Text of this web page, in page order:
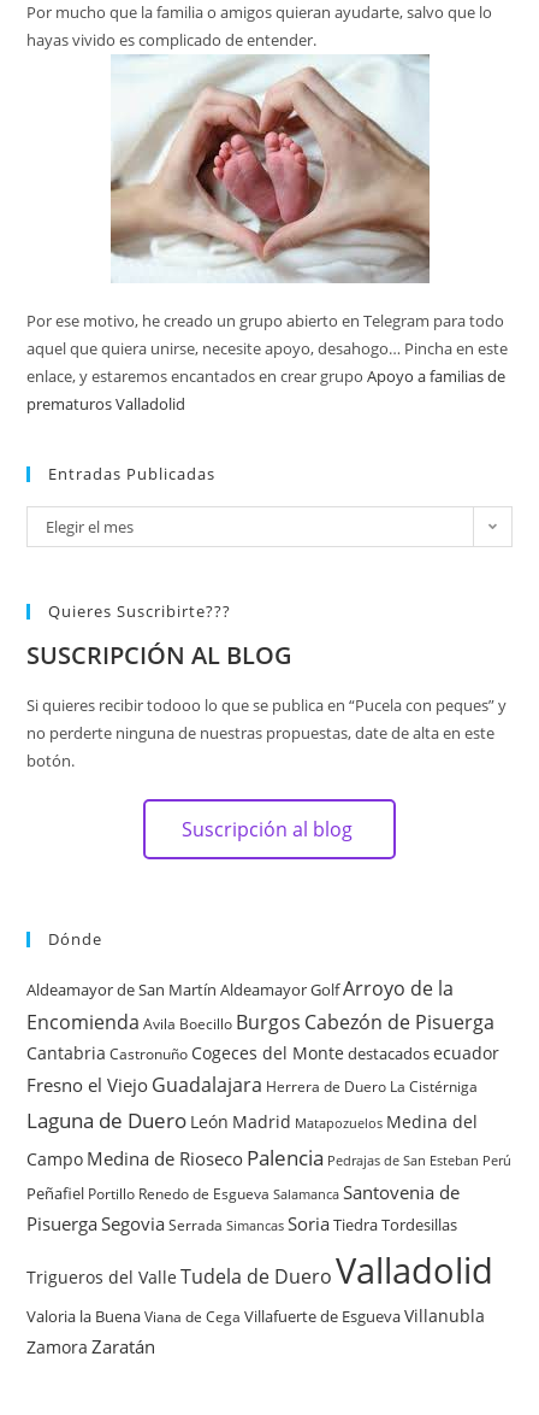
Por mucho que la familia o amigos quieran ayudarte, salvo que lo
hayas vivido es complicado de entender.
Por ese motivo, he creado un grupo abierto en Telegram para todo
aquel que quiera unirse, necesite apoyo, desahogo… Pincha en este
enlace, y estaremos encantados en crear grupoApoyo a familias de
prematuros Valladolid
Entradas Publicadas
Elegir el mes
Quieres Suscribirte???
SUSCRIPCIÓN AL BLOG
Si quieres recibir todooo lo que se publica en “Pucela con peques” y
no perderte ninguna de nuestras propuestas, date de alta en este
botón.
Suscripción al blog
Dónde
Aldeamayor de San Martín Aldeamayor GolfArroyo de la
Encomienda Avila Boecillo Burgos Cabezón de Pisuerga
Cantabria Castronuño Cogeces del Monte destacadosecuador
Fresno el Viejo Guadalajara Herrera de Duero La Cistérniga
Laguna de Duero León Madrid Matapozuelos Medina del
Campo Medina de Rioseco Palencia Pedrajas de San Esteban Perú
Peñafiel Portillo Renedo de Esgueva Salamanca Santovenia de
PisuergaSegovia Serrada Simancas SoriaTiedraTordesillas
Trigueros del Valle Tudela de Duero Valladolid
Valoria la Buena Viana de Cega Villafuerte de EsguevaVillanubla
Zamora Zaratán